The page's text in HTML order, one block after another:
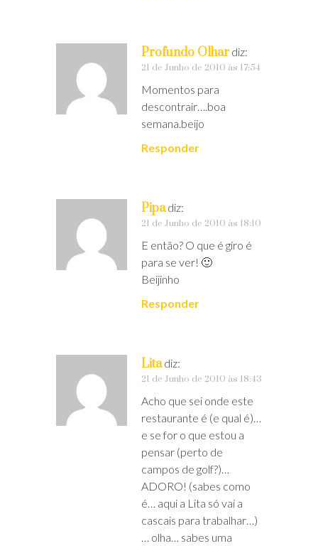
Profundo Olhar diz:
21 de Junho de 2010 às 17:54
Momentos para
descontrair….boa
semana.beijo
Responder
Pipa diz:
21 de Junho de 2010 às 18:10
E então? O que é giro é
para se ver! 🙂
Beijinho
Responder
Lita diz:
21 de Junho de 2010 às 18:43
Acho que sei onde este
restaurante é (e qual é)…
e se for o que estou a
pensar (perto de
campos de golf?)…
ADORO! (sabes como
é… aqui a Lita só vai a
cascais para trabalhar…)
… olha… sabes uma